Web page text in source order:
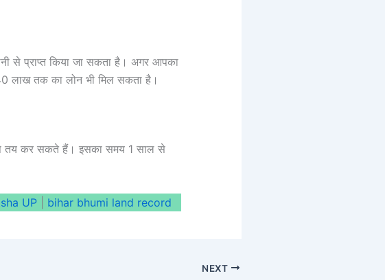
से प्राप्त किया जा सकता है। अगर आपका
लाख तक का लोन भी मिल सकता है।
से तय कर सकते हैं। इसका समय 1 साल से
UP| bihar bhumi land record
NEXT